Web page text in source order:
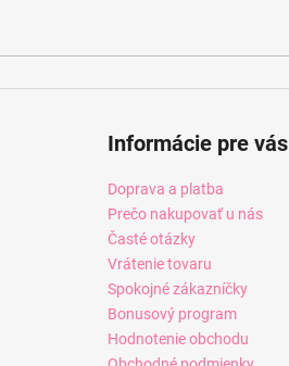
Informácie pre vás
Doprava a platba
Prečo nakupovať u nás
Časté otázky
Vrátenie tovaru
Spokojné zákazníčky
Bonusový program
Hodnotenie obchodu